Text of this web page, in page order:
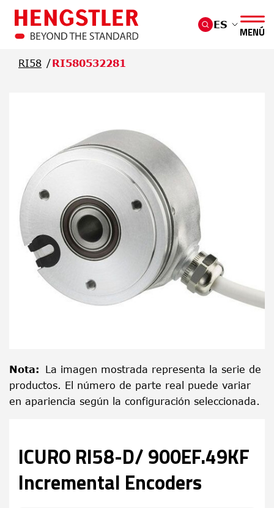
Saltar al contenido principal
ES
MENÚ
RI58 RI580532281
Nota: La imagen mostrada representa la serie de
productos. El número de parte real puede variar
en apariencia según la configuración seleccionada.
ICURO RI58-D/ 900EF.49KF
Incremental Encoders